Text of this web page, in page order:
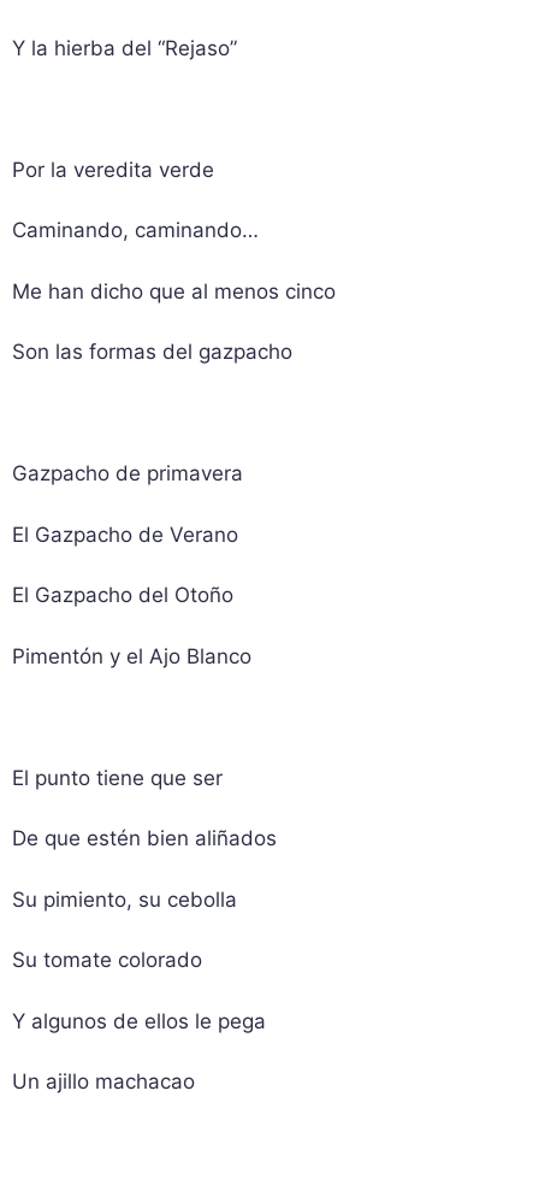
Y la hierba del “Rejaso”
Por la veredita verde
Caminando, caminando…
Me han dicho que al menos cinco
Son las formas del gazpacho
Gazpacho de primavera
El Gazpacho de Verano
El Gazpacho del Otoño
Pimentón y el Ajo Blanco
El punto tiene que ser
De que estén bien aliñados
Su pimiento, su cebolla
Su tomate colorado
Y algunos de ellos le pega
Un ajillo machacao